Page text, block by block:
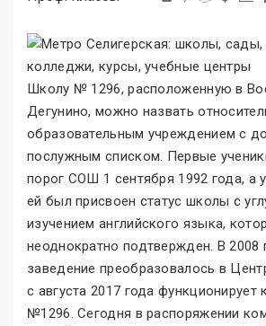
Школу № 1296, расположенную в
Дегунино, можно назвать
образовательным учреждением с
послужным списком. Первые
порог СОШ 1 сентября 1992 года, а
ей был присвоен статус школы с
изучением английского языка,
неоднократно подтвержден. В 2008
заведение преобразовалось в
с августа 2017 года
№1296. Сегодня в распоряжении